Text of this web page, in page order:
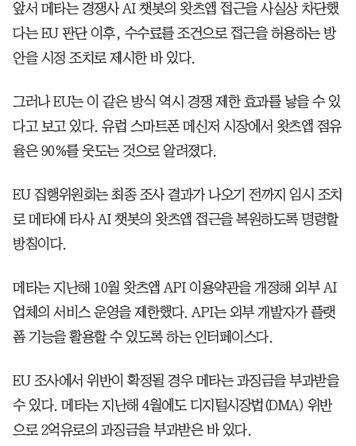
앞서 메타는 경쟁사 AI 챗봇의 왓츠앱 접근을 사실상 차단했
다는 EU 판단 이후, 수수료를 조건으로 접근을 허용하는 방
안을 시정 조치로 제시한 바 있다.
그러나 EU는 이 같은 방식 역시 경쟁 제한 효과를 낳을 수 있
다고 보고 있다. 유럽 스마트폰 메신저 시장에서 왓츠앱 점유
율은 90%를 웃도는 것으로 알려졌다.
EU 집행위원회는 최종 조사 결과가 나오기 전까지 임시 조치
로 메타에 타사 AI 챗봇의 왓츠앱 접근을 복원하도록 명령할
방침이다.
메타는 지난해 10월 왓츠앱 API 이용약관을 개정해 외부 AI
업체의 서비스 운영을 제한했다. API는 외부 개발자가 플랫
폼 기능을 활용할 수 있도록 하는 인터페이스다.
EU 조사에서 위반이 확정될 경우 메타는 과징금을 부과받을
수 있다. 메타는 지난해 4월에도 디지털시장법(DMA) 위반
으로 2억유로의 과징금을 부과받은 바 있다.